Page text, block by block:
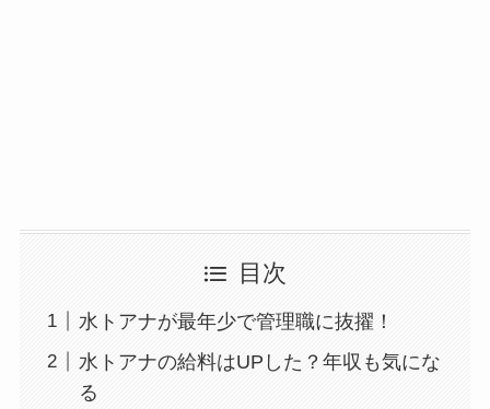
目次
水トアナが最年少で管理職に抜擢！
水トアナの給料はUPした？年収も気にな
る